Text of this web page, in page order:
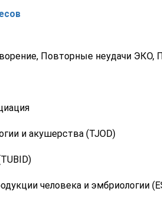
Повторные неудачи
и акушерства (TJOD)
человека и эмбриологии